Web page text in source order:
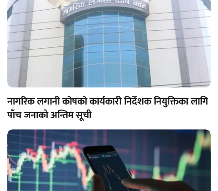
नागरिक लगानी कोषको कार्यकारी निर्देशक नियुक्तिका लागि
पाँच जनाको अन्तिम सूची